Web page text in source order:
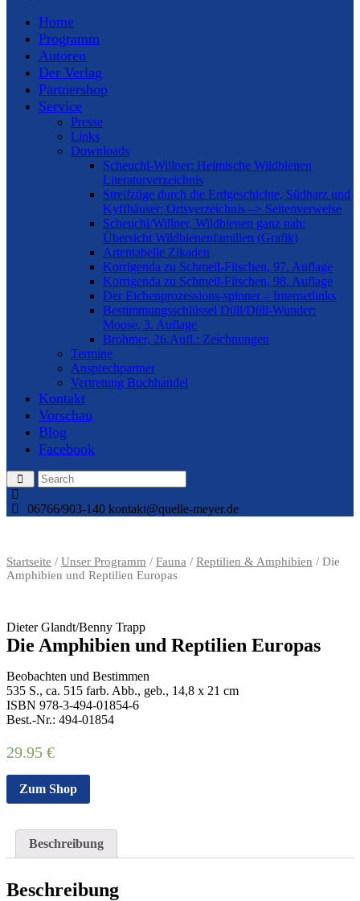
Home
Programm
Autoren
Der Verlag
Partnershop
Service
Presse
Links
Downloads
Scheuchl-Willner: Heimische Wildbienen
Literaturverzeichnis
Streifzüge durch die Erdgeschichte, Südharz und
Kyffhäuser: Ortsverzeichnis –> Seitenverweise
Scheuchl/Willner, Wildbienen ganz nah:
Übersicht Wildbienenfamilien (Grafik)
Artentabelle Zikaden
Korrigenda zu Schmeil-Fitschen, 97. Auflage
Korrigenda zu Schmeil-Fitschen, 98. Auflage
Der Eichenprozessions-spinner – Internetlinks
Bestimmungsschlüssel Düll/Düll-Wunder:
Moose, 3. Auflage
Brohmer, 26.Aufl.: Zeichnungen
Termine
Ansprechpartner
Vertretung Buchhandel
Kontakt
Vorschau
Blog
Facebook
06766/903-140 kontakt@quelle-meyer.de
Startseite / Unser Programm / Fauna / Reptilien & Amphibien / Die
Amphibien und Reptilien Europas
Dieter Glandt/Benny Trapp
Die Amphibien und Reptilien Europas
Beobachten und Bestimmen
535 S., ca. 515 farb. Abb., geb., 14,8 x 21 cm
ISBN 978-3-494-01854-6
Best.-Nr.: 494-01854
29.95 €
Zum Shop
Beschreibung
Beschreibung